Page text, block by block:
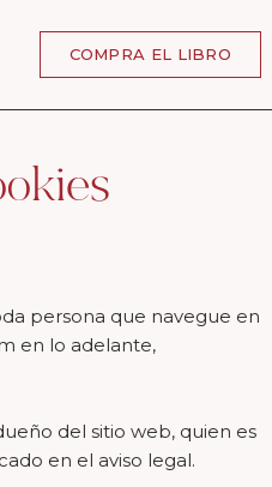
COMPRA EL LIBRO
persona que navegue en
en lo adelante,
del sitio web, quien es
en el aviso legal.